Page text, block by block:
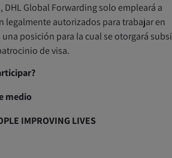
DHL Global Forwarding solo empleará a
legalmente autorizados para trabajar en
una posición para la cual se otorgará
de visa.
medio
IMPROVING LIVES